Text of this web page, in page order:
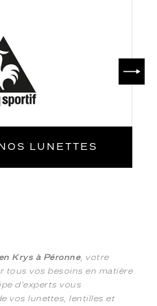
LUNETTES
Krys à Péronne, votre
tous vos besoins en matière
d'experts vous
vos lunettes, lentilles et